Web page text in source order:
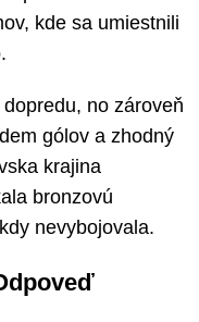
kde sa umiestnili
no zároveň
gólov a zhodný
krajina
bronzovú
nevybojovala.